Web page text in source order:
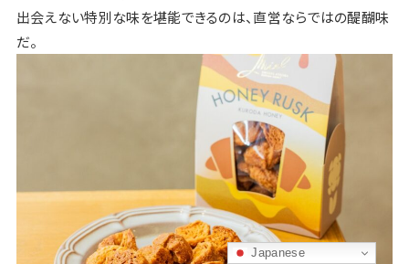
出会えない特別な味を堪能できるのは、直営ならではの醍醐味
だ。
Japanese